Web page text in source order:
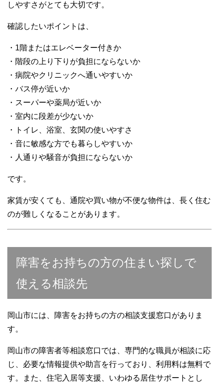
しやすさがとても大切です。
確認したいポイントは、
・1階またはエレベーター付きか
・階段の上り下りが負担にならないか
・病院やクリニックへ通いやすいか
・バス停が近いか
・スーパーや薬局が近いか
・室内に段差が少ないか
・トイレ、浴室、玄関の使いやすさ
・音に敏感な方でも暮らしやすいか
・人通りや騒音が負担にならないか
です。
家賃が安くても、通院や買い物が不便な物件は、長く住む
のが難しくなることがあります。
障害をお持ちの方の住まい探しで
使える相談先
岡山市には、障害をお持ちの方の相談支援窓口がありま
す。
岡山市の障害者等相談窓口では、専門的な職員が相談に応
じ、必要な情報提供や助言を行っており、利用料は無料で
す。また、住宅入居等支援、いわゆる居住サポートとし